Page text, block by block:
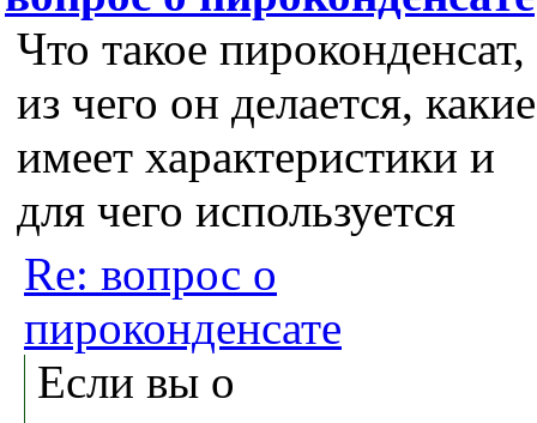
Что такое пироконденсат,
из чего он делается, какие
имеет характеристики и
для чего используется
Re: вопрос о
пироконденсате
Если вы о